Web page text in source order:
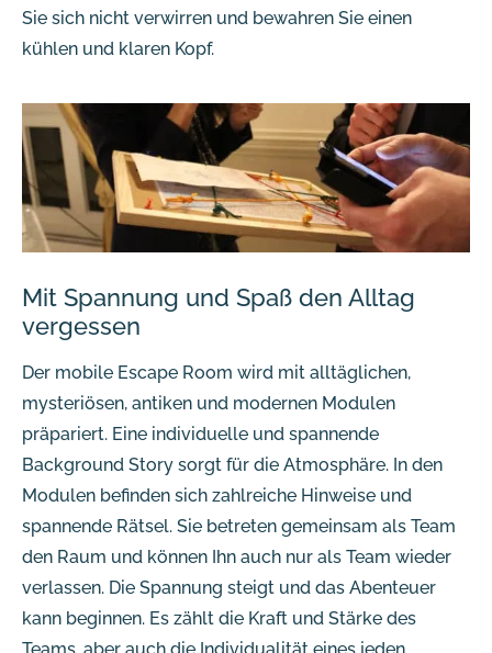
Sie sich nicht verwirren und bewahren Sie einen
kühlen und klaren Kopf.
Mit Spannung und Spaß den Alltag
vergessen
Der mobile Escape Room wird mit alltäglichen,
mysteriösen, antiken und modernen Modulen
präpariert. Eine individuelle und spannende
Background Story sorgt für die Atmosphäre. In den
Modulen befinden sich zahlreiche Hinweise und
spannende Rätsel. Sie betreten gemeinsam als Team
den Raum und können Ihn auch nur als Team wieder
verlassen. Die Spannung steigt und das Abenteuer
kann beginnen. Es zählt die Kraft und Stärke des